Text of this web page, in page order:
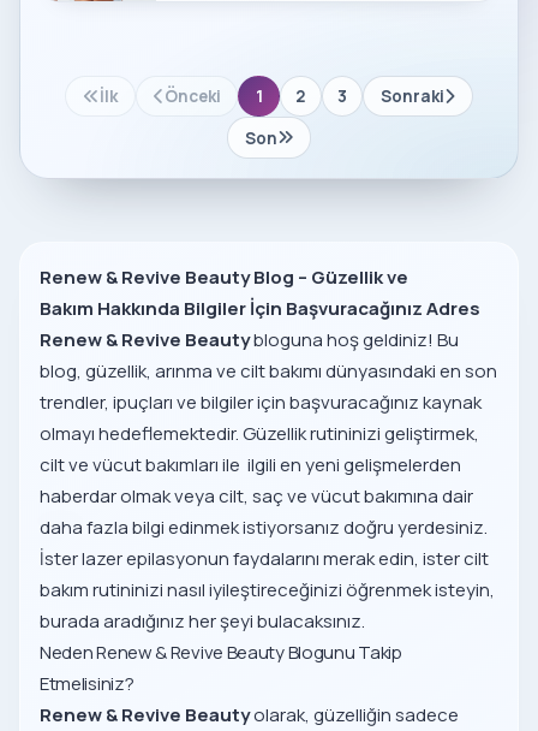
İlk Önceki 1 2 3
Sonraki
Son
Renew & Revive Beauty Blog – Güzellik ve
Bakım Hakkında Bilgiler İçin Başvuracağınız Adres
Renew & Revive Beautybloguna hoş geldiniz! Bu
blog, güzellik, arınma ve cilt bakımı dünyasındaki en son
trendler, ipuçları ve bilgiler için başvuracağınız kaynak
olmayı hedeflemektedir. Güzellik rutininizi geliştirmek,
cilt ve vücut bakımları ile ilgili en yeni gelişmelerden
haberdar olmak veya cilt, saç ve vücut bakımına dair
daha fazla bilgi edinmek istiyorsanız doğru yerdesiniz.
İster lazer epilasyonun faydalarını merak edin, ister cilt
bakım rutininizi nasıl iyileştireceğinizi öğrenmek isteyin,
burada aradığınız her şeyi bulacaksınız.
Neden Renew & Revive Beauty Blogunu Takip
Etmelisiniz?
Renew & Revive Beautyolarak, güzelliğin sadece